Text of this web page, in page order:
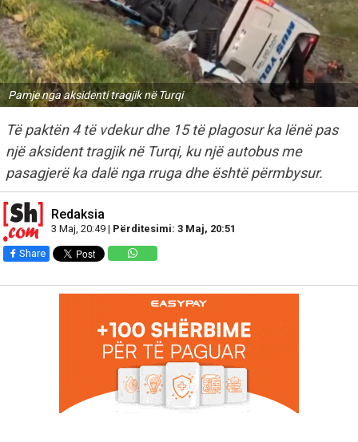
Pamje nga aksidenti tragjik në Turqi
Të paktën 4 të vdekur dhe 15 të plagosur ka lënë pas
një aksident tragjik në Turqi, ku një autobus me
pasagjerë ka dalë nga rruga dhe është përmbysur.
Redaksia
3 Maj, 20:49 | Përditesimi: 3 Maj, 20:51
Share